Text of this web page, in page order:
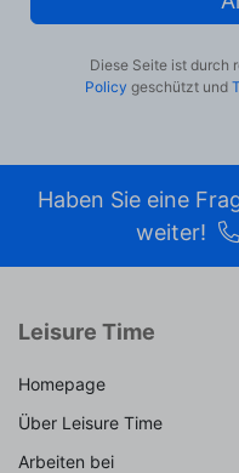
Diese Seite ist durch
Policy geschützt und
Haben Sie eine
weiter!
Leisure Time
Homepage
Über Leisure Time
Arbeiten bei